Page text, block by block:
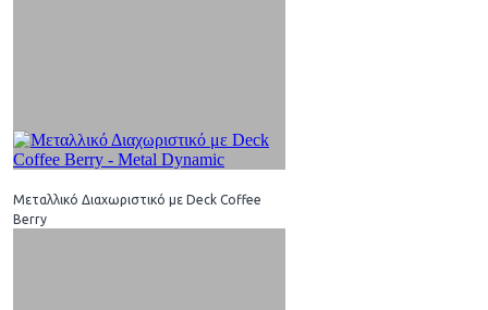
Μεταλλικό Διαχωριστικό με Deck Coffee
Berry